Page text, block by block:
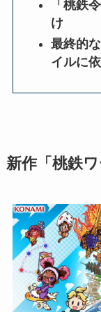
「桃鉄
け
最終的
イルに
新作「桃鉄